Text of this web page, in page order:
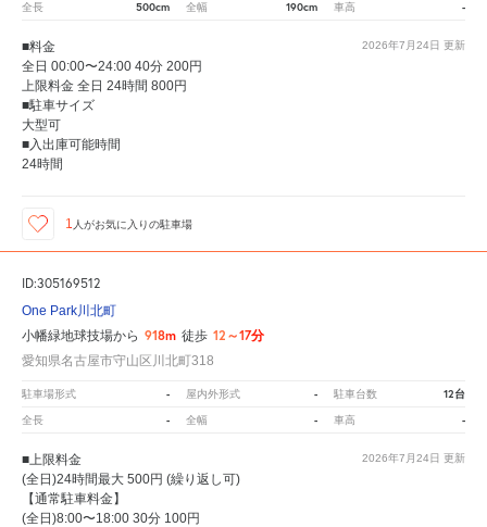
全長 500cm 全幅 190cm 車高 -
2026年7月24日 更新
■料金
全日 00:00〜24:00 40分 200円
上限料金 全日 24時間 800円
■駐車サイズ
大型可
■入出庫可能時間
24時間
1 人がお気に入りの駐車場
ID:305169512
One Park川北町
小幡緑地球技場から 918m 徒歩 12～17分
愛知県名古屋市守山区川北町318
駐車場形式 - 屋内外形式 - 駐車台数 12台
全長 - 全幅 - 車高 -
2026年7月24日 更新
■上限料金
(全日)24時間最大 500円 (繰り返し可)
【通常駐車料金】
(全日)8:00〜18:00 30分 100円